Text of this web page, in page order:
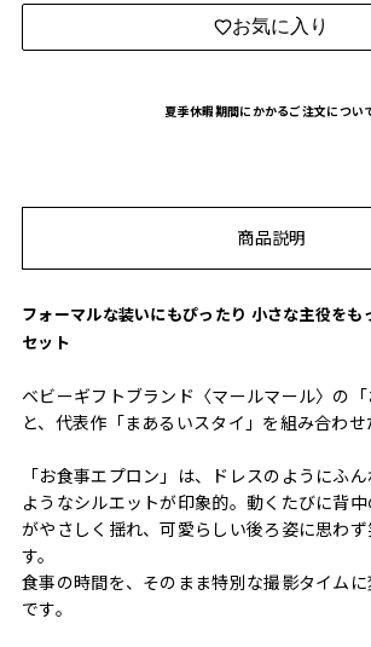
お気に入り
夏季休暇期間にかかるご注文につい
商品説明
フォーマルな装いにもぴったり 小さな主役をも
セット
ベビーギフトブランド〈マールマール〉の「
と、代表作「まあるいスタイ」を組み合わせ
「お食事エプロン」は、ドレスのようにふ
ようなシルエットが印象的。動くたびに背
がやさしく揺れ、可愛らしい後ろ姿に思わ
す。
食事の時間を、そのまま特別な撮影タイム
です。